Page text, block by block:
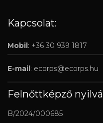
Kapcsolat:
Mobil: +36 30 939 1817
E-mail: ecorps@ecorps.hu
Felnőttképző
B/2024/000685